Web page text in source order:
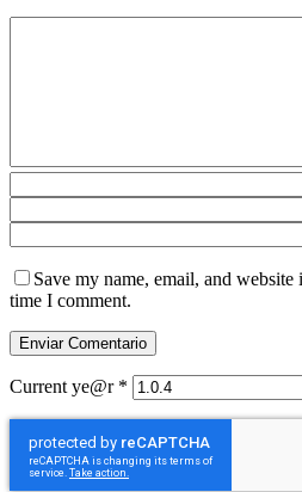
Save my name, email, and
time I comment.
Current ye@r *